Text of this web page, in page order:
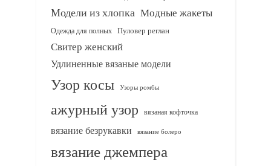
Модели из хлопка Модные жакеты
Одежда для полных Пуловер реглан
Свитер женский
Удлиненные вязаные модели
Узор косы Узоры ромбы
ажурный узор вязаная кофточка
вязание безрукавки вязание болеро
вязание джемпера